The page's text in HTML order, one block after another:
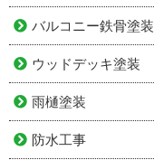
バルコニー鉄骨塗装
ウッドデッキ塗装
雨樋塗装
防水工事